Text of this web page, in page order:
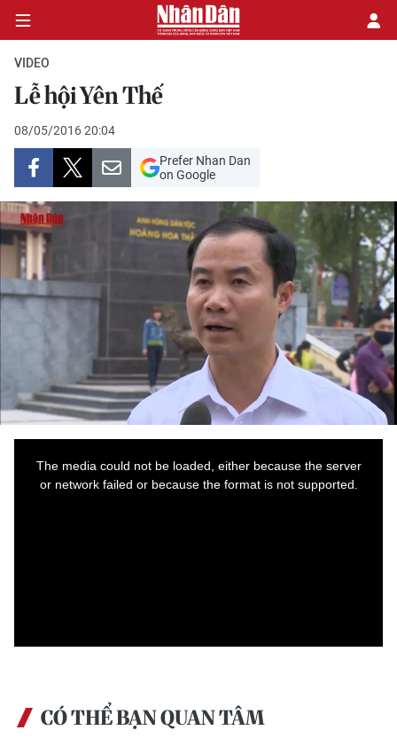
CHÍNH TRỊ
KINH TẾ
VĂN HÓA
XÃ HỘI
PHÁP LUẬT
DU LỊCH
THẾ GIỚI
THỂ THAO
GIÁO DỤC
TRI THỨC CHUYÊN SÂU
VIDEO
Lễ hội Yên Thế
08/05/2016 20:04
Prefer Nhan Dan
on Google
The media could not be loaded, either because the server
or network failed or because the format is not supported.
CÓ THỂ BẠN QUAN TÂM